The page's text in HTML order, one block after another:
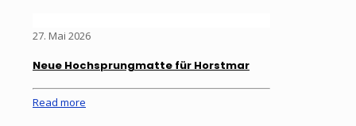
27. Mai 2026
Neue Hochsprungmatte für Horstmar
Read more